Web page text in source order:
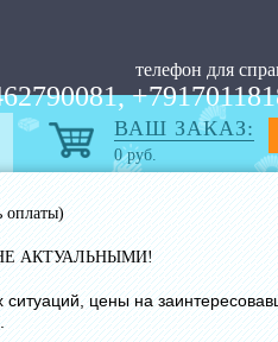
телефон для
ВАШ ЗАКАЗ:
0руб.
оплаты)
АКТУАЛЬНЫМИ!
цены на